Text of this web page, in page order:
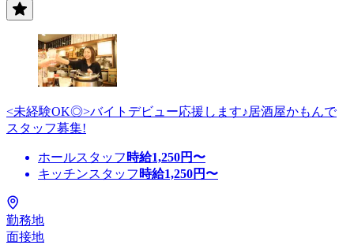
<未経験OK◎>バイトデビュー応援します♪居酒屋かもんで
スタッフ募集!
ホールスタッフ 時給1,250円〜
キッチンスタッフ 時給1,250円〜
勤務地
面接地